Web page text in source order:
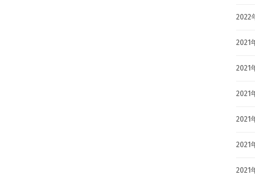
2022
2021
2021
2021
2021
2021
2021